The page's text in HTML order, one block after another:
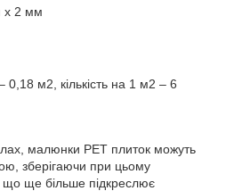
х 2 мм
м2, кількість на 1 м2 – 6
малюнки РЕТ плиток можуть
зберігаючи при цьому
що ще більше підкреслює